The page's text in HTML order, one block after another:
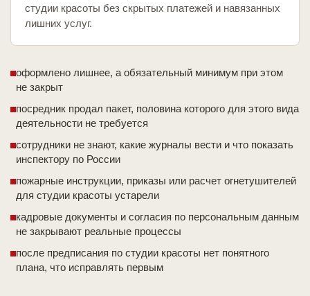
студии красоты без скрытых платежей и навязанных
лишних услуг.
оформлено лишнее, а обязательный минимум при этом
не закрыт
посредник продал пакет, половина которого для этого вида
деятельности не требуется
сотрудники не знают, какие журналы вести и что показать
инспектору по России
пожарные инструкции, приказы или расчет огнетушителей
для студии красоты устарели
кадровые документы и согласия по персональным данным
не закрывают реальные процессы
после предписания по студии красоты нет понятного
плана, что исправлять первым